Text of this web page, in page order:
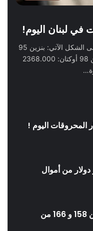
لبنان اليوم!
انخفضت أسعار المحروقات، وأصبحت على الشكل الآتي: بنزين 95
أوكتان: 2350.000 ليرة (-32000) بنزين 98 أوكتان: 2368.000
المحروقات اليوم !
مليار دولار من أموال
ما جديد التعميمين 158 و 166 من